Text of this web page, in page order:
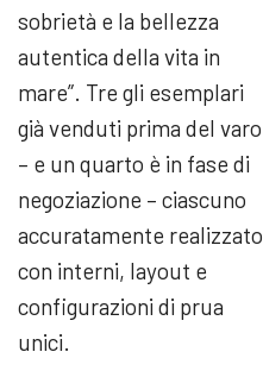
sobrietà e la bellezza
autentica della vita in
mare”. Tre gli esemplari
già venduti prima del varo
– e un quarto è in fase di
negoziazione – ciascuno
accuratamente realizzato
con interni, layout e
configurazioni di prua
unici.